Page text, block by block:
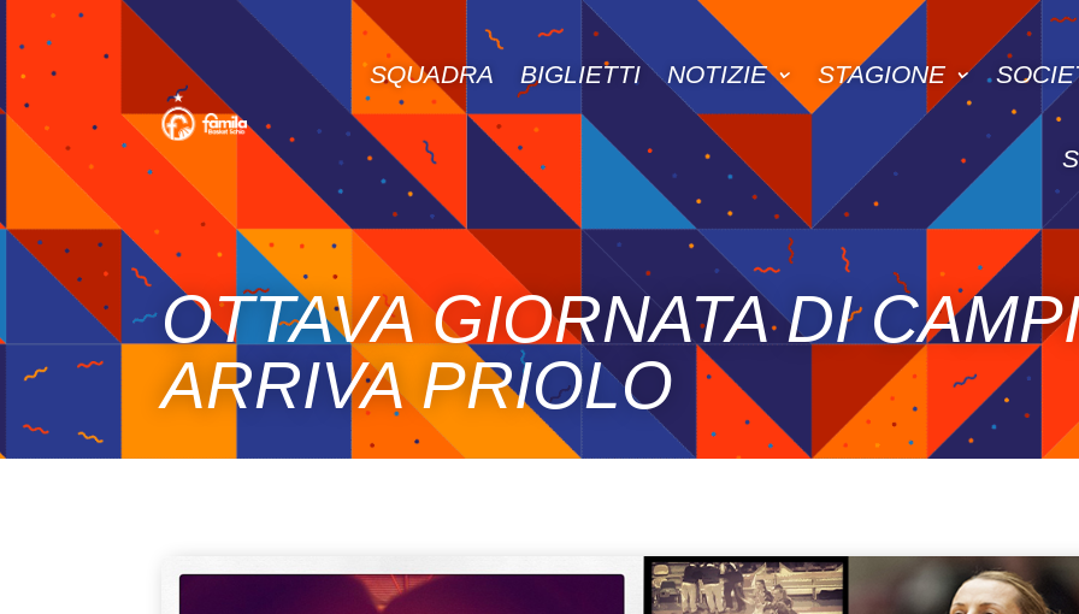
SQUADRA BIGLIETTI NOTIZIE STAGIONE
OTTAVA GIORNATA DI
ARRIVA PRIOLO